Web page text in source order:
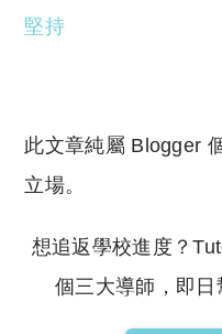
堅持
此文章純屬 Blogger
立場。
想追返學校進度？
個三大導師，即日